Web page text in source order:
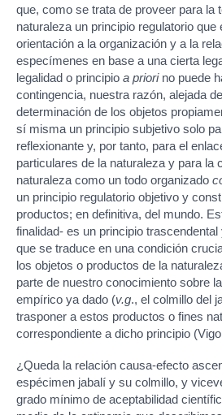
que, como se trata de proveer para la
naturaleza un principio regulatorio que
orientación a la organización y a la
especímenes en base a una cierta
legalidad o principio a priorino puede
contingencia, nuestra razón, alejada
determinación de los objetos
sí misma un principio subjetivo solo
reflexionante y, por tanto, para el
particulares de la naturaleza y para la
naturaleza como un todo organizado
un principio regulatorio objetivo y
productos; en definitiva, del mundo.
finalidad- es un principio
que se traduce en una condición
los objetos o productos de la
parte de nuestro conocimiento sobre
empírico ya dado (v.g., el colmillo del
trasponer a estos productos o fines
correspondiente a dicho principio
¿Queda la relación causa-efecto
espécimen jabalí y su colmillo, y
grado mínimo de aceptabilidad